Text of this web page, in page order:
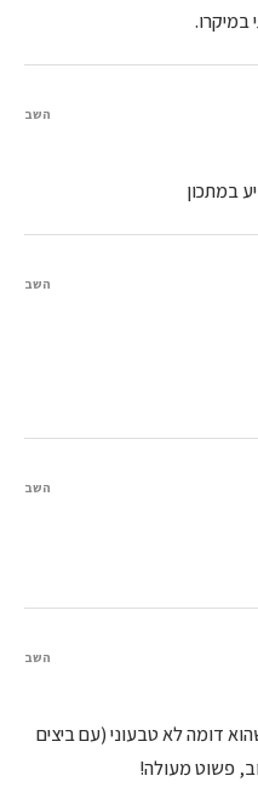
במיקרו.
במתכון
השב
השב
השב
דומה לא טבעוני (עם ביצים
פשוט מעולה!
השב